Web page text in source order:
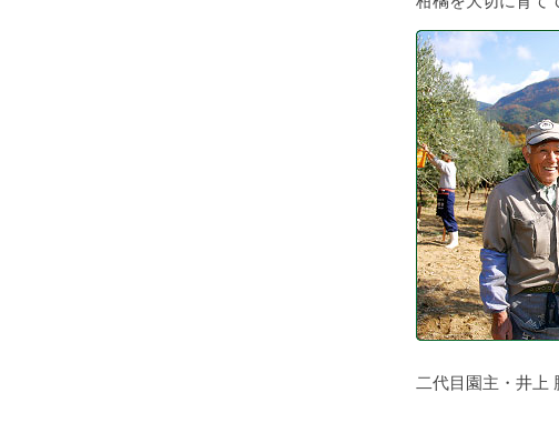
二代目園主・井上